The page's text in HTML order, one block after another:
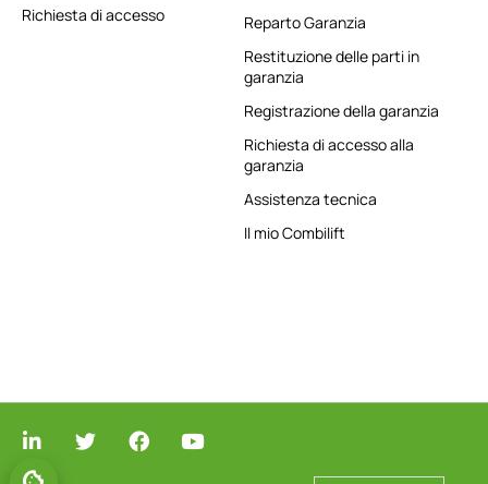
Richiesta di accesso
Reparto Garanzia
Restituzione delle parti in
garanzia
Registrazione della garanzia
Richiesta di accesso alla
garanzia
Assistenza tecnica
Il mio Combilift